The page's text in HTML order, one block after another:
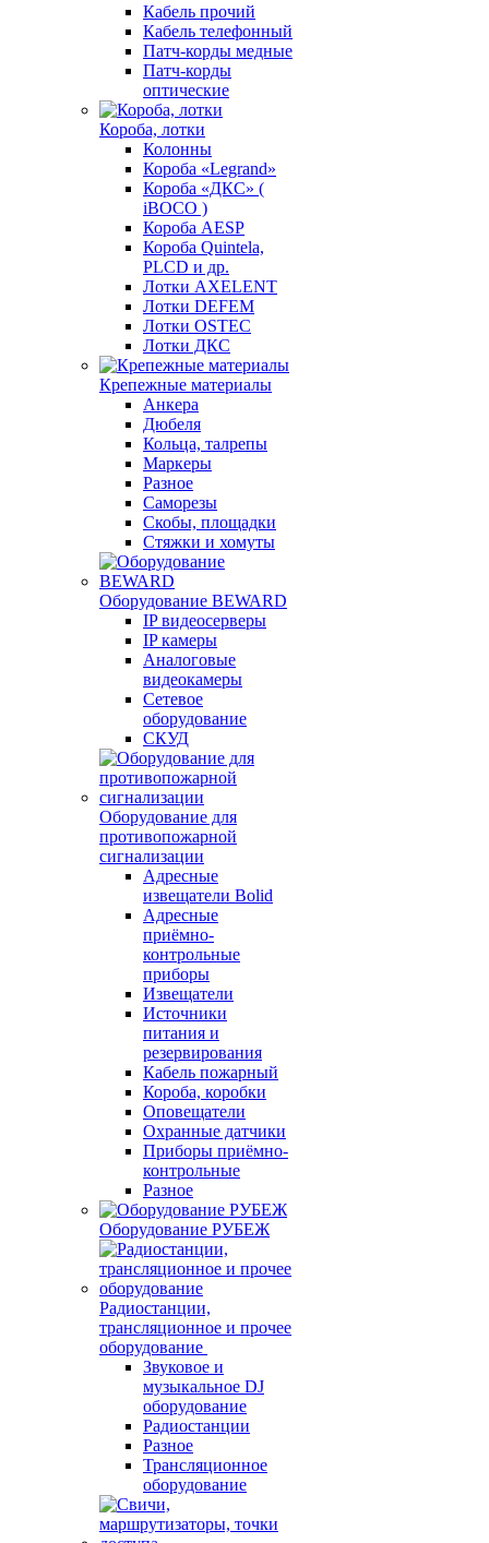
Кабель прочий
Кабель телефонный
Патч-корды медные
Патч-корды
оптические
Короба, лотки
Колонны
Короба «Legrand»
Короба «ДКС» (
iBOCO )
Короба AESP
Короба Quintela,
PLCD и др.
Лотки AXELENT
Лотки DEFEM
Лотки OSTEC
Лотки ДКС
Крепежные материалы
Анкера
Дюбеля
Кольца, талрепы
Маркеры
Разное
Саморезы
Скобы, площадки
Стяжки и хомуты
Оборудование BEWARD
IP видеосерверы
IP камеры
Аналоговые
видеокамеры
Сетевое
оборудование
СКУД
Оборудование для
противопожарной
сигнализации
Адресные
извещатели Bolid
Адресные
приёмно-
контрольные
приборы
Извещатели
Источники
питания и
резервирования
Кабель пожарный
Короба, коробки
Оповещатели
Охранные датчики
Приборы приёмно-
контрольные
Разное
Оборудование РУБЕЖ
Радиостанции,
трансляционное и прочее
оборудование
Звуковое и
музыкальное DJ
оборудование
Радиостанции
Разное
Трансляционное
оборудование